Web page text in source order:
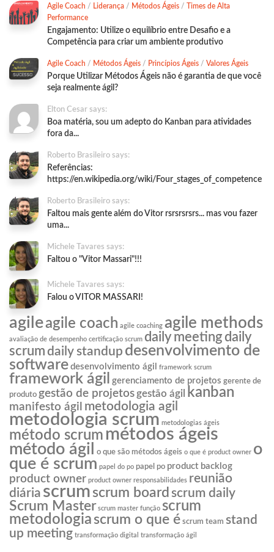
Agile Coach / Liderança / Métodos Ágeis / Times de Alta
Performance
Engajamento: Utilize o equilíbrio entre Desafio e a
Competência para criar um ambiente produtivo
Agile Coach / Métodos Ágeis / Princípios Ágeis / Valores Ágeis
Porque Utilizar Métodos Ágeis não é garantia de que você
seja realmente ágil?
Elton Cesar says:
Boa matéria, sou um adepto do Kanban para atividades
fora da...
Roberto Brasileiro says:
Referências:
https://en.wikipedia.org/wiki/Four_stages_of_competence
Roberto Brasileiro says:
Faltou mais gente além do Vitor rsrsrsrsrs... mas vou fazer
uma...
Michele Tavares says:
Faltou o "Vitor Massari"!!!
Michele Tavares says:
Falou o VITOR MASSARI!
agileagile coach agile coaching agile methods
avaliação de desempenho certificação scrum daily meeting daily
scrumdaily standup desenvolvimento de
software desenvolvimento ágil framework scrum
framework ágil gerenciamento de projetos gerente de
produto gestão de projetos gestão ágil kanban
manifesto ágil metodologia agil
metodologia scrum metodologias ágeis
método scrum métodos ágeis
método ágil o que são métodos ágeis o que é product owner o
que é scrum papel do po papel po product backlog
product owner product owner responsabilidades reunião
diária scrum scrum board scrum daily
Scrum Master scrum master função scrum
metodologia scrum o que é scrum team stand
up meeting transformação digital transformação ágil